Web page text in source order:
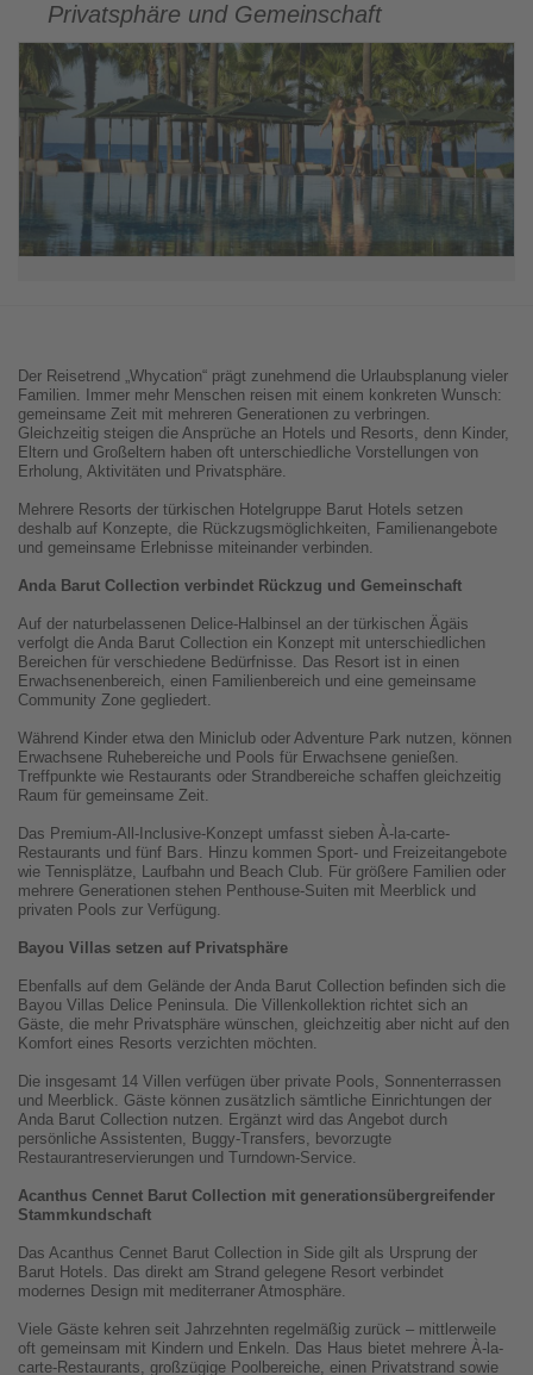
Privatsphäre und Gemeinschaft
Der Reisetrend „Whycation“ prägt zunehmend die Urlaubsplanung vieler
Familien. Immer mehr Menschen reisen mit einem konkreten Wunsch:
gemeinsame Zeit mit mehreren Generationen zu verbringen.
Gleichzeitig steigen die Ansprüche an Hotels und Resorts, denn Kinder,
Eltern und Großeltern haben oft unterschiedliche Vorstellungen von
Erholung, Aktivitäten und Privatsphäre.
Mehrere Resorts der türkischen Hotelgruppe Barut Hotels setzen
deshalb auf Konzepte, die Rückzugsmöglichkeiten, Familienangebote
und gemeinsame Erlebnisse miteinander verbinden.
Anda Barut Collection verbindet Rückzug und Gemeinschaft
Auf der naturbelassenen Delice-Halbinsel an der türkischen Ägäis
verfolgt die Anda Barut Collection ein Konzept mit unterschiedlichen
Bereichen für verschiedene Bedürfnisse. Das Resort ist in einen
Erwachsenenbereich, einen Familienbereich und eine gemeinsame
Community Zone gegliedert.
Während Kinder etwa den Miniclub oder Adventure Park nutzen, können
Erwachsene Ruhebereiche und Pools für Erwachsene genießen.
Treffpunkte wie Restaurants oder Strandbereiche schaffen gleichzeitig
Raum für gemeinsame Zeit.
Das Premium-All-Inclusive-Konzept umfasst sieben À-la-carte-
Restaurants und fünf Bars. Hinzu kommen Sport- und Freizeitangebote
wie Tennisplätze, Laufbahn und Beach Club. Für größere Familien oder
mehrere Generationen stehen Penthouse-Suiten mit Meerblick und
privaten Pools zur Verfügung.
Bayou Villas setzen auf Privatsphäre
Ebenfalls auf dem Gelände der Anda Barut Collection befinden sich die
Bayou Villas Delice Peninsula. Die Villenkollektion richtet sich an
Gäste, die mehr Privatsphäre wünschen, gleichzeitig aber nicht auf den
Komfort eines Resorts verzichten möchten.
Die insgesamt 14 Villen verfügen über private Pools, Sonnenterrassen
und Meerblick. Gäste können zusätzlich sämtliche Einrichtungen der
Anda Barut Collection nutzen. Ergänzt wird das Angebot durch
persönliche Assistenten, Buggy-Transfers, bevorzugte
Restaurantreservierungen und Turndown-Service.
Acanthus Cennet Barut Collection mit generationsübergreifender
Stammkundschaft
Das Acanthus Cennet Barut Collection in Side gilt als Ursprung der
Barut Hotels. Das direkt am Strand gelegene Resort verbindet
modernes Design mit mediterraner Atmosphäre.
Viele Gäste kehren seit Jahrzehnten regelmäßig zurück – mittlerweile
oft gemeinsam mit Kindern und Enkeln. Das Haus bietet mehrere À-la-
carte-Restaurants, großzügige Poolbereiche, einen Privatstrand sowie